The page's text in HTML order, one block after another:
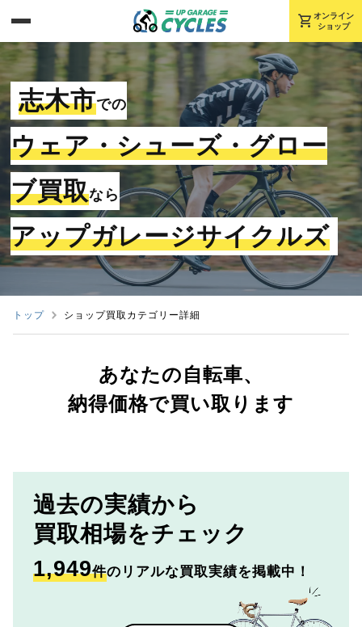
shopping_cart オンライン
ショップ
志木市での
ウェア・シューズ・グロー
ブ買取なら
アップガレージサイクルズ
トップ ショップ買取カテゴリー詳細
あなたの自転車、
納得価格で買い取ります
過去の実績から
買取相場をチェック
1,949件のリアルな買取実績を掲載中！